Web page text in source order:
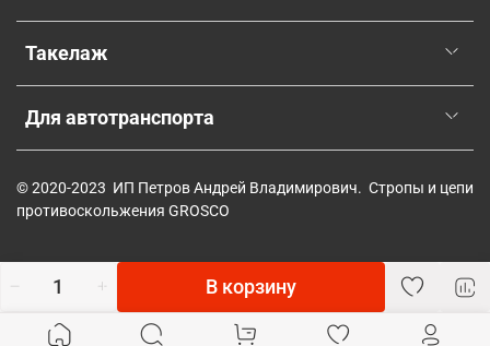
В корзину
Такелаж
Для автотранспорта
© 2020-2023 ИП Петров Андрей Владимирович. Стропы и цепи
противоскольжения GROSCO